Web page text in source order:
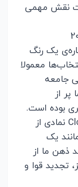
نقش مهمی
یک رنگ
معمولا
جامعه
از
بوده است.
در چنین دنیایی، رنگ Cloud Dancer نمادی از
یک
ذهن ما از
تجدید قوا و